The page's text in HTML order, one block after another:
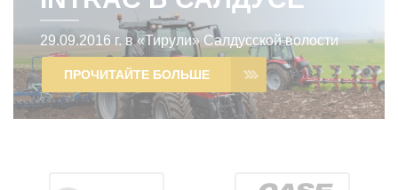
29.09.2016 г. в «Тирули» Салдусской волости
прошел Сельский день INTRAC в Салдусе
ПРОЧИТАЙТЕ БОЛЬШЕ